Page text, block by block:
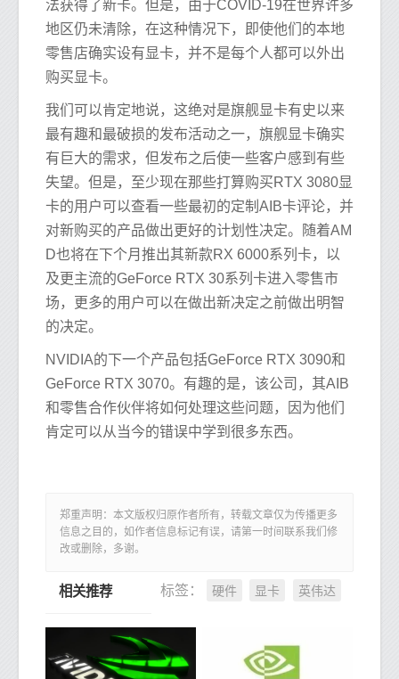
法获得了新卡。但是，由于COVID-19在世界许多
地区仍未清除，在这种情况下，即使他们的本地
零售店确实设有显卡，并不是每个人都可以外出
购买显卡。
我们可以肯定地说，这绝对是旗舰显卡有史以来
最有趣和最破损的发布活动之一，旗舰显卡确实
有巨大的需求，但发布之后使一些客户感到有些
失望。但是，至少现在那些打算购买RTX 3080显
卡的用户可以查看一些最初的定制AIB卡评论，并
对新购买的产品做出更好的计划性决定。随着AM
D也将在下个月推出其新款RX 6000系列卡，以
及更主流的GeForce RTX 30系列卡进入零售市
场，更多的用户可以在做出新决定之前做出明智
的决定。
NVIDIA的下一个产品包括GeForce RTX 3090和
GeForce RTX 3070。有趣的是，该公司，其AIB
和零售合作伙伴将如何处理这些问题，因为他们
肯定可以从当今的错误中学到很多东西。
郑重声明：本文版权归原作者所有，转载文章仅为传播更多
信息之目的，如作者信息标记有误，请第一时间联系我们修
改或删除，多谢。
标签： 硬件 显卡 英伟达
相关推荐